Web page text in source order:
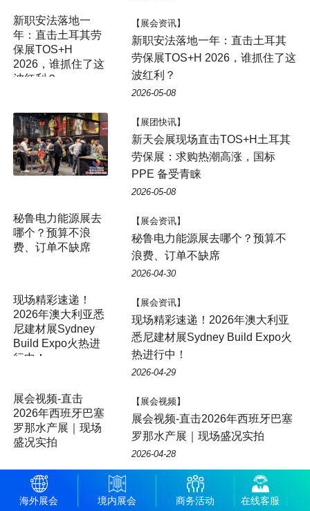
【展会资讯】
新职安法落地一年：直击土耳其
劳保展TOS+H 2026，谁抓住了这
波红利？
2026-05-08
【展团快讯】
新天会展现场直击TOS+H土耳其
劳保展：求购热潮高涨，国标
PPE 备受青睐
2026-05-08
【展会资讯】
秘鲁电力能源展去哪个？预算不
浪费、订单不缺席
2026-04-30
【展会资讯】
现场精彩速递！2026年澳大利亚
悉尼建材展Sydney Build Expo火
热进行中！
2026-04-29
【展会视频】
展会视频-直击2026年西班牙巴塞
罗那水产展｜现场盛况实拍
2026-04-28
2026法国巴黎劳保
展｜新天会展中国
2026法国巴黎劳保展｜新天会展
海外展会 境内展会 商务活动 在线客服